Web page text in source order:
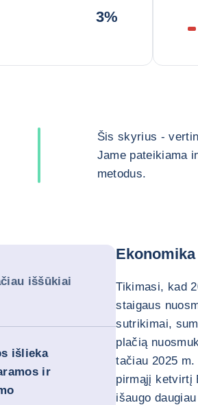
3%
Šis skyrius -
Jame pateikiama
metodus.
iššūkiai
išlieka
ir
Tikimasi, kad
staigaus
sutrikimai,
plačią
tačiau 2025
pirmąjį ketvirtį
išaugo